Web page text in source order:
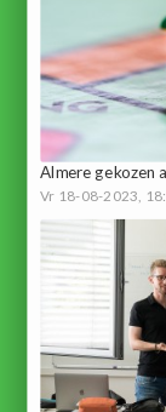
Almere gekozen
Vr 18-08-2023,